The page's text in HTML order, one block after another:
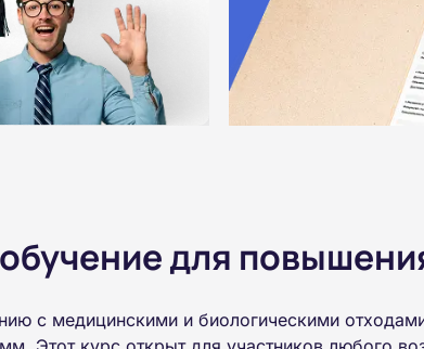
для
с медицинскими и биологическими